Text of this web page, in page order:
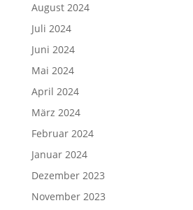
August 2024
Juli 2024
Juni 2024
Mai 2024
April 2024
März 2024
Februar 2024
Januar 2024
Dezember 2023
November 2023